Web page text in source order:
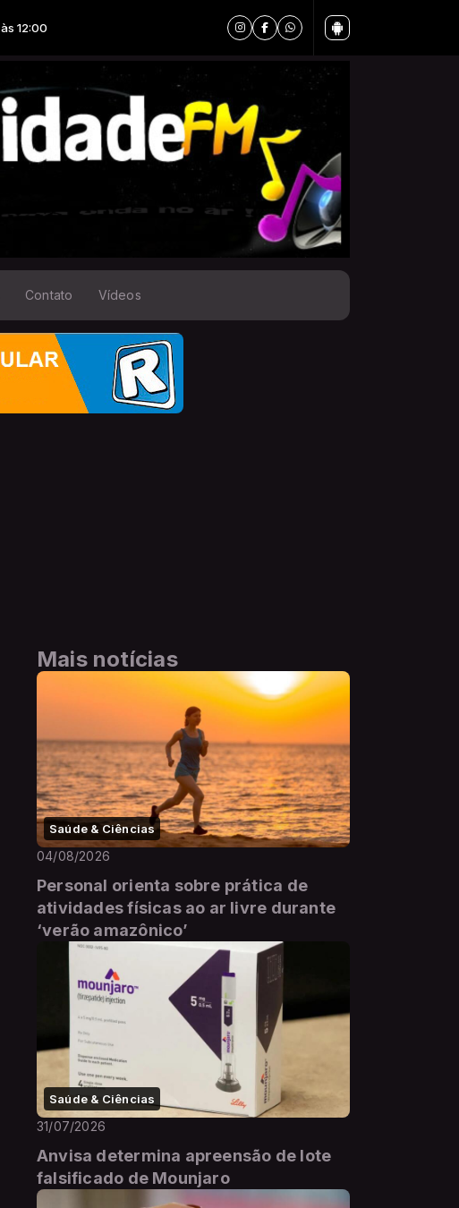
Contato Vídeos
Mais notícias
Saúde & Ciências
04/08/2026
Personal orienta sobre prática de
atividades físicas ao ar livre durante
‘verão amazônico’
Saúde & Ciências
31/07/2026
Anvisa determina apreensão de lote
falsificado de Mounjaro